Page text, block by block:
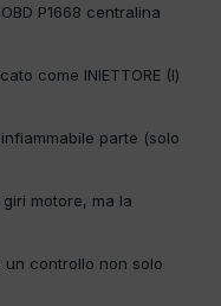
P1668 centralina
come INIETTORE (I)
parte (solo
motore, ma la
controllo non solo